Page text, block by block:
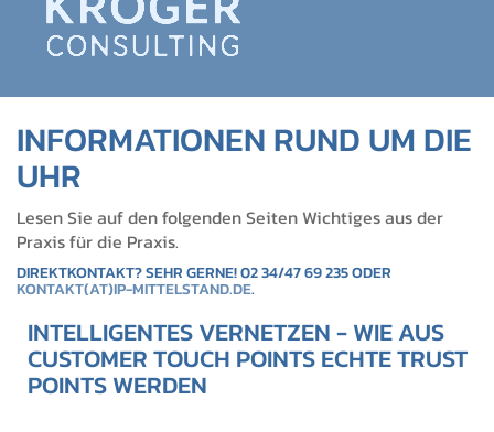
INFORMATIONEN RUND UM DIE
UHR
Lesen Sie auf den folgenden Seiten Wichtiges aus der
Praxis für die Praxis.
DIREKTKONTAKT? SEHR GERNE! 02 34/47 69 235 ODER
KONTAKT(AT)IP-MITTELSTAND.DE.
INTELLIGENTES VERNETZEN - WIE AUS
CUSTOMER TOUCH POINTS ECHTE TRUST
POINTS WERDEN